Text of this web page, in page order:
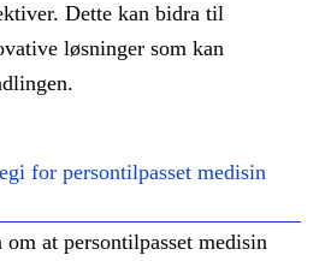
Dette kan bidra til
løsninger som kan
for persontilpasset medisin
at persontilpasset medisin